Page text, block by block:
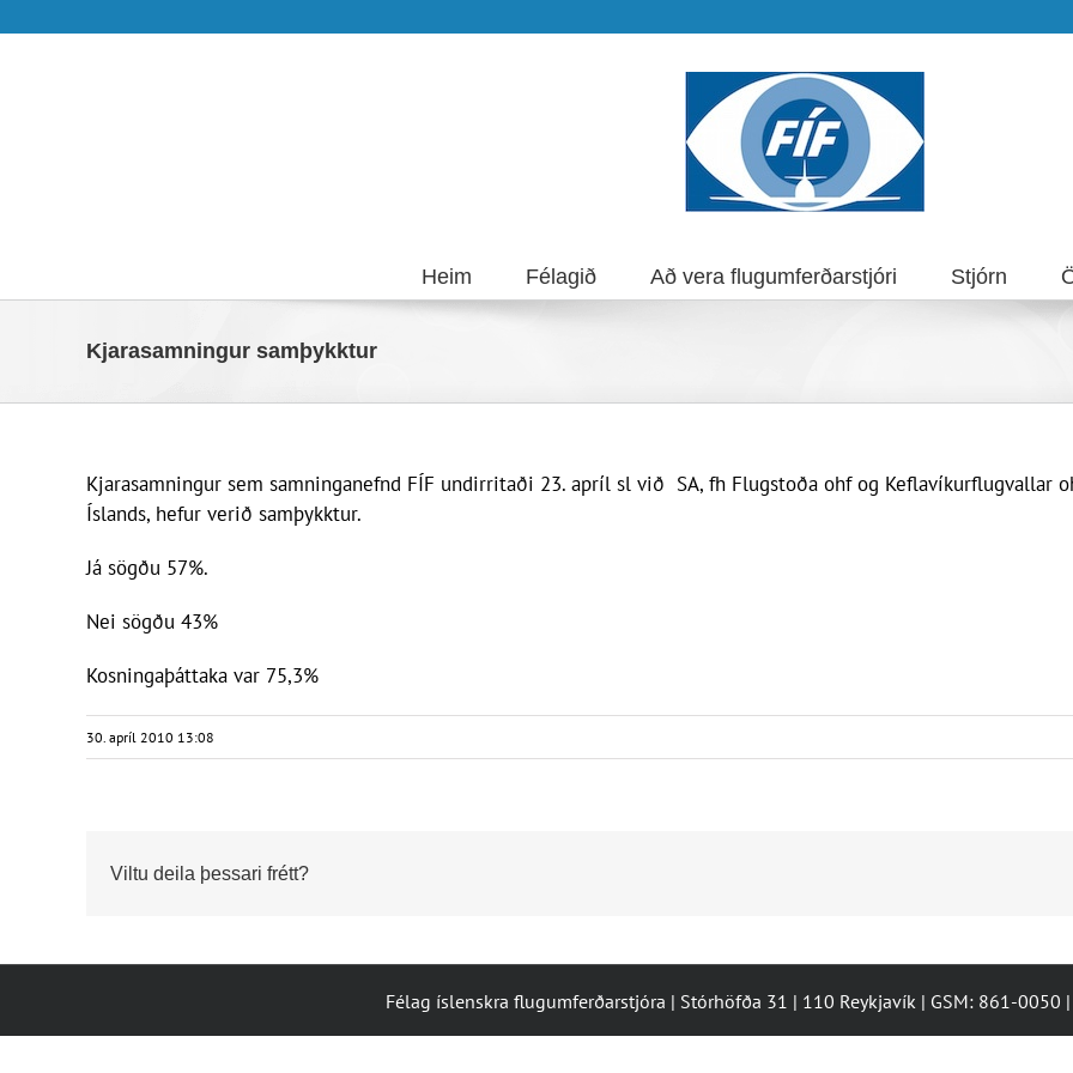
Heim Félagið Að vera flugumferðarstjóri Stjórn
Kjarasamningur samþykktur
Kjarasamningur sem samninganefnd FÍF undirritaði 23. apríl sl við SA, fh Flugstoða ohf og Keflavíkurflugvallar
Íslands, hefur verið samþykktur.
Já sögðu 57%.
Nei sögðu 43%
Kosningaþáttaka var 75,3%
30. apríl 2010 13:08
Viltu deila þessari frétt?
Félag íslenskra flugumferðarstjóra | Stórhöfða 31 | 110 Reykjavík | GSM: 861-0050 |